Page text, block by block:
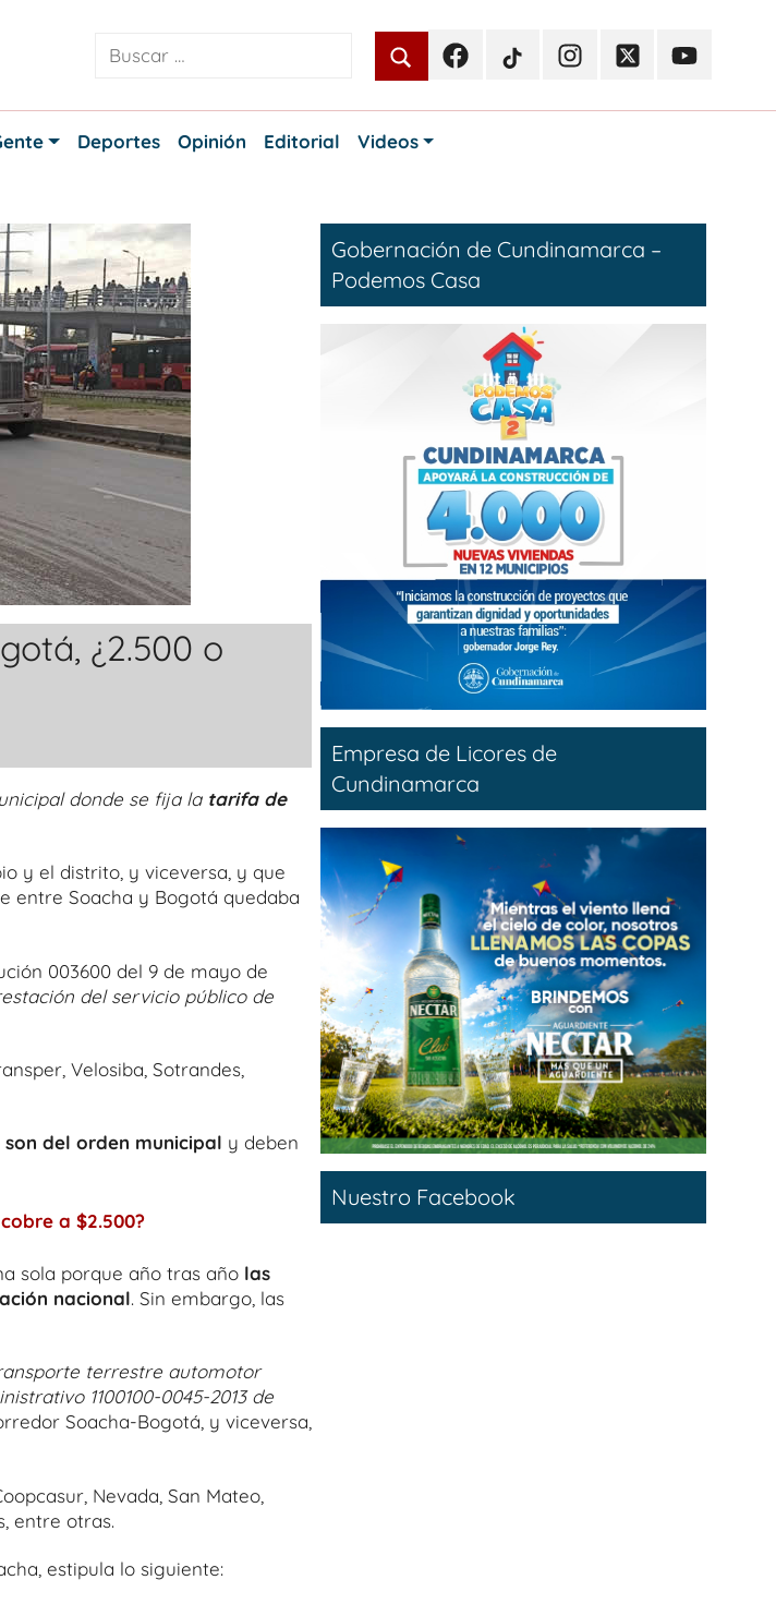
FacebookTikTokInstagramTwitterYoutube
Deportes Opinión Editorial Videos
¿2.500 o
donde se fija la tarifa de
y el distrito, y viceversa, y que
entre Soacha y Bogotá quedaba
003600 del 9 de mayo de
del servicio público de
Velosiba, Sotrandes,
del orden municipal y deben
a $2.500?
sola porque año tras año las
nacional. Sin embargo, las
terrestre automotor
1100100-0045-2013 de
Soacha-Bogotá, y viceversa,
Nevada, San Mateo,
entre otras.
estipula lo siguiente:
Gobernación de Cundinamarca –
Podemos Casa
Empresa de Licores de
Cundinamarca
Nuestro Facebook